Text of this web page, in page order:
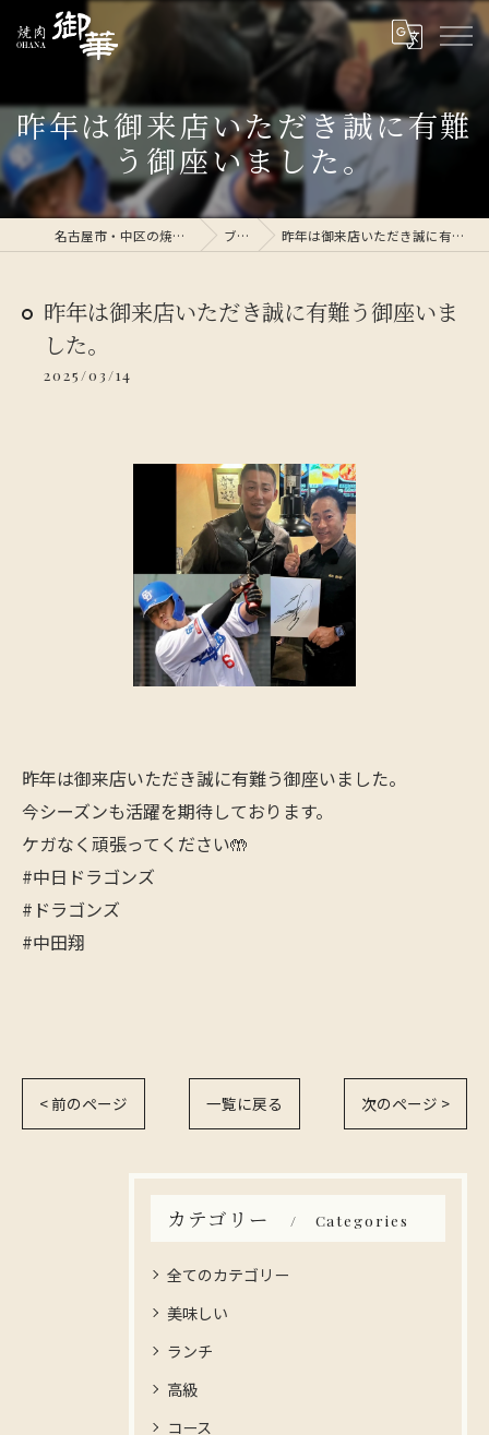
昨年は御来店いただき誠に有難
う御座いました。
名古屋市・中区の焼肉なら焼肉 御華 ブログ 昨年は御来店いただき誠に有難う御座いました。
昨年は御来店いただき誠に有難う御座いま
した。
2025/03/14
昨年は御来店いただき誠に有難う御座いました。
今シーズンも活躍を期待しております。
ケガなく頑張ってください🤲
#中日ドラゴンズ
#ドラゴンズ
#中田翔
< 前のページ 一覧に戻る 次のページ >
カテゴリー Categories
全てのカテゴリー
美味しい
ランチ
高級
コース